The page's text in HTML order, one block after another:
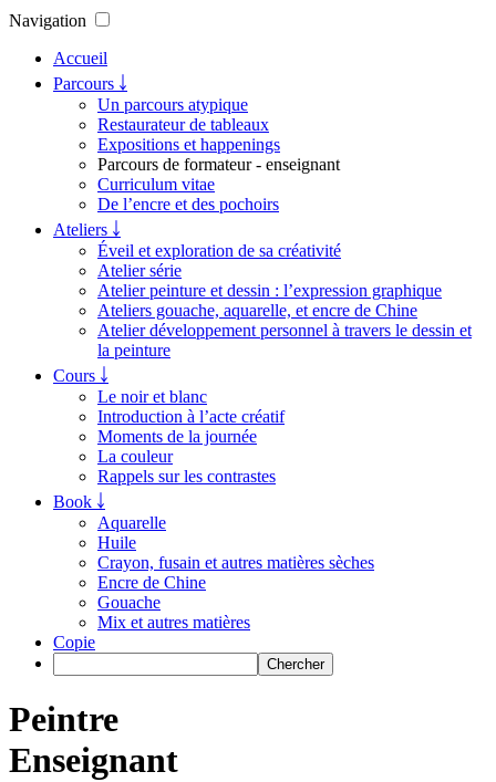
Navigation
Accueil
Parcours ￬
Un parcours atypique
Restaurateur de tableaux
Expositions et happenings
Parcours de formateur - enseignant
Curriculum vitae
De l’encre et des pochoirs
Ateliers ￬
Éveil et exploration de sa créativité
Atelier série
Atelier peinture et dessin : l’expression graphique
Ateliers gouache, aquarelle, et encre de Chine
Atelier développement personnel à travers le dessin et
la peinture
Cours ￬
Le noir et blanc
Introduction à l’acte créatif
Moments de la journée
La couleur
Rappels sur les contrastes
Book ￬
Aquarelle
Huile
Crayon, fusain et autres matières sèches
Encre de Chine
Gouache
Mix et autres matières
Copie
Peintre
Enseignant